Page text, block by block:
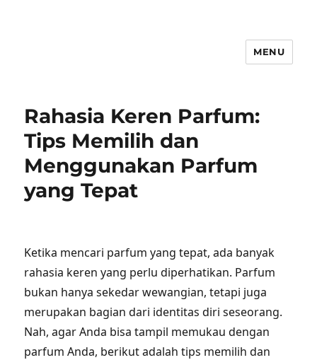
MENU
Rahasia Keren Parfum:
Tips Memilih dan
Menggunakan Parfum
yang Tepat
Ketika mencari parfum yang tepat, ada banyak
rahasia keren yang perlu diperhatikan. Parfum
bukan hanya sekedar wewangian, tetapi juga
merupakan bagian dari identitas diri seseorang.
Nah, agar Anda bisa tampil memukau dengan
parfum Anda, berikut adalah tips memilih dan